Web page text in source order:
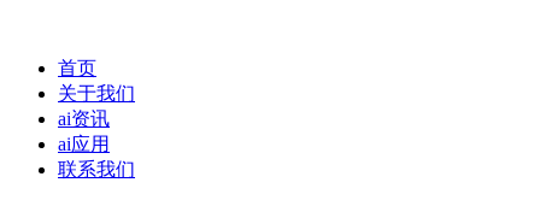
首页
关于我们
ai资讯
ai应用
联系我们